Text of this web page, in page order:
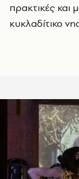
πρακτικές και
κυκλαδίτικο